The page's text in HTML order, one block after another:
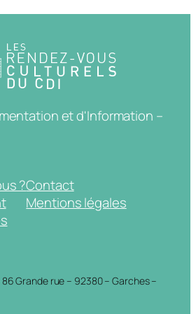
et d'Information –
?Contact
Mentions légales
Grande rue – 92380 – Garches –